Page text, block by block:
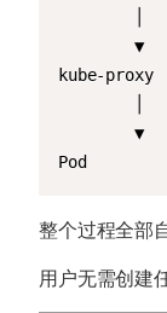
        ▼
kube-proxy
        ▼
Pod
整个过程全部
用户无需创建